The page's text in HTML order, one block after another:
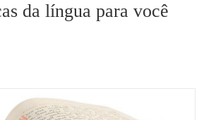
da língua para você